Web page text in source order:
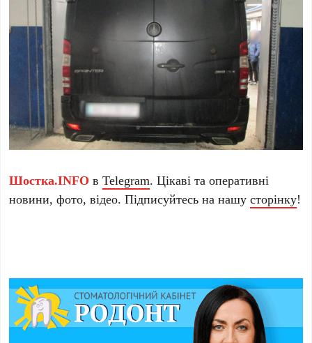
Шостка.INFO вTelegram. Цікаві та оперативні
новини, фото, відео. Підписуйтесь на нашусторінку!